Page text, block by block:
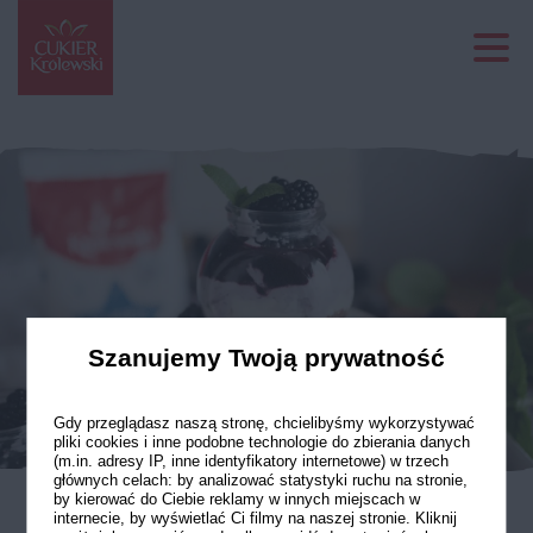
Szanujemy Twoją prywatność
Gdy przeglądasz naszą stronę, chcielibyśmy wykorzystywać
pliki cookies i inne podobne technologie do zbierania danych
(m.in. adresy IP, inne identyfikatory internetowe) w trzech
głównych celach: by analizować statystyki ruchu na stronie,
by kierować do Ciebie reklamy w innych miejscach w
internecie, by wyświetlać Ci filmy na naszej stronie. Kliknij